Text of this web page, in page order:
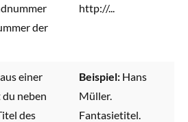
der
http://...
einer
neben
des
Beispiel: Hans
Müller.
Fantasietitel.